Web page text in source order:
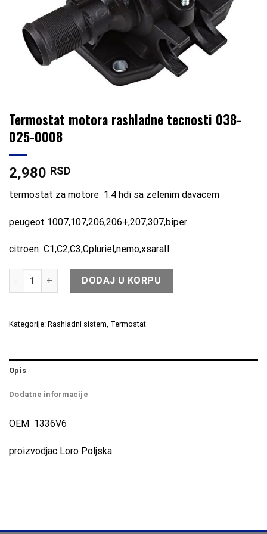
Termostat motora rashladne tecnosti 038-
025-0008
2,980 RSD
termostat za motore 1.4 hdi sa zelenim davacem
peugeot 1007,107,206,206+,207,307,biper
citroen C1,C2,C3,Cpluriel,nemo,xsaraII
Termostat motora rashladne tecnosti 038-025-0008 količina
DODAJ U KORPU
Kategorije: Rashladni sistem, Termostat
Opis
Dodatne informacije
OEM 1336V6
proizvodjac Loro Poljska